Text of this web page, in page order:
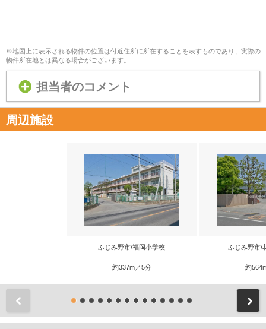
※地図上に表示される物件の位置は付近住所に所在することを表すものであり、実際の
物件所在地とは異なる場合がございます。
担当者のコメント
周辺施設
ふじみ野市/福岡小学校
約337m／5分
ふじみ野市/
約